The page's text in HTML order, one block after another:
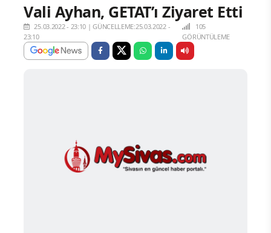
Vali Ayhan, GETAT’ı Ziyaret Etti
25.03.2022 - 23:10 |GÜNCELLEME:25.03.2022 -
23:10
105
GÖRÜNTÜLEME